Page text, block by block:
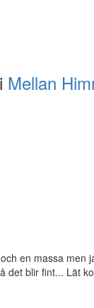
Mellan
en massa men
det blir fint... Lät